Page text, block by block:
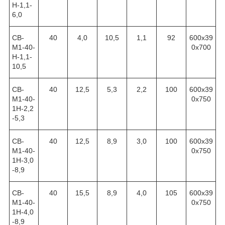
Н-1,1-
6,0
СВ-
М1-40-
Н-1,1-
10,5
40 4,0 10,5 1,1 92
600х39
0х700
СВ-
М1-40-
1Н-2,2
-5,3
40 12,5 5,3 2,2 100
600х39
0х750
СВ-
М1-40-
1Н-3,0
-8,9
40 12,5 8,9 3,0 100
600х39
0х750
СВ-
М1-40-
1Н-4,0
-8,9
40 15,5 8,9 4,0 105
600х39
0х750